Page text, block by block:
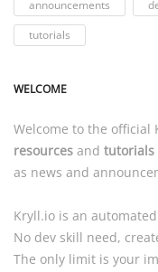
announcements
tutorials
WELCOME
Welcome to the official
resources and tutorials
as news and
Kryll.io is an
No dev skill need,
The only limit is your